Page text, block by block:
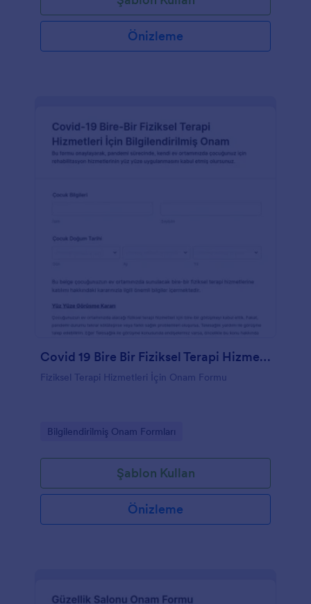
Önizleme
Covid 19 Bire Bir Fiziksel Terapi Hizmetleri İçin Bilgilendirilmiş Onam Formu
Fiziksel Terapi Hizmetleri İçin Onam Formu
Go to Category:
Bilgilendirilmiş Onam Formları
Şablon Kullan
Önizleme